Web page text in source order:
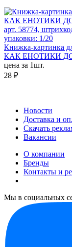
арт. 58774,
упаковки: 1/20
Книжка-картинка
КАК ЕНОТИКИ
цена за 1шт.
28 ₽
Новости
Доставка и
Скачать
Вакансии
О компании
Бренды
Контакты и
Мы в социальных